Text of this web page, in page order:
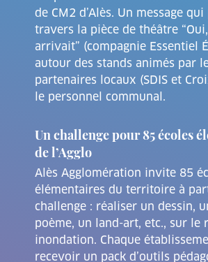
de CM2 d’Alès. Un message qui
travers la pièce de théâtre
arrivait” (compagnie Essentiel
autour des stands animés par
partenaires locaux (SDIS et
le personnel communal.
Un challenge pour 85 écoles
de l’Agglo
Alès Agglomération invite 85
élémentaires du territoire à
challenge : réaliser un dessin,
poème, un land-art, etc., sur le
inondation. Chaque
recevoir un pack d’outils